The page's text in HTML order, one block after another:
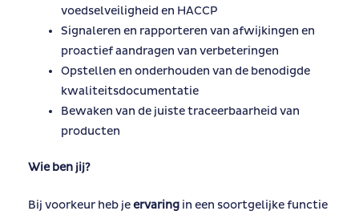
voedselveiligheid en HACCP
Signaleren en rapporteren van afwijkingen en
proactief aandragen van verbeteringen
Opstellen en onderhouden van de benodigde
kwaliteitsdocumentatie
Bewaken van de juiste traceerbaarheid van
producten
Wie ben jij?
Bij voorkeur heb jeervaring in een soortgelijke functie